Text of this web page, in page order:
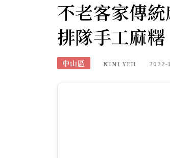
不老客家傳
排隊手工麻糬
中山區 NINI YEH 2022-